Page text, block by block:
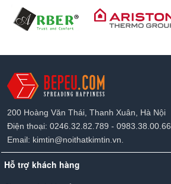
200 Hoàng Văn Thái, Thanh Xuân, Hà Nội
Điện thoại: 0246.32.82.789 - 0983.38.00.66.
Email: kimtin@noithatkimtin.vn.
Hỗ trợ khách hàng